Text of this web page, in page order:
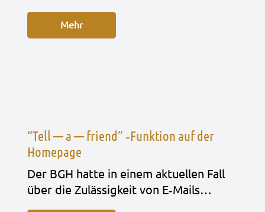
Mehr
“Tell — a — friend” ‑Funktion auf der
Homepage
Der BGH hatte in einem aktu­el­len Fall
über die Zuläs­sig­keit von E‑Mails…